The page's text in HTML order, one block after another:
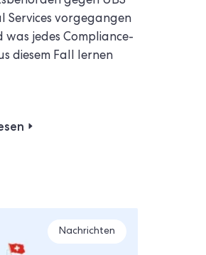
Services vorgegangen
was jedes Compliance-
diesem Fall lernen
Nachrichten